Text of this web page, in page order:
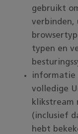
gebruikt
verbinden,
typen en
informatie
volledige
klikstream
(inclusief
hebt